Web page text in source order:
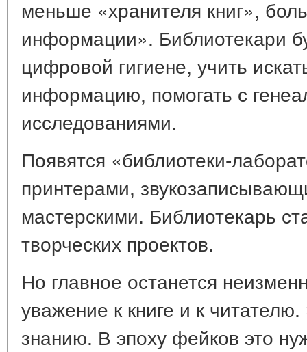
меньше «хранителя книг»,
информации». Библиотекари
цифровой гигиене, учить
информацию, помогать с
исследованиями.
Появятся «библиотеки-
принтерами,
мастерскими. Библиотекарь
творческих проектов.
Но главное останется
уважение к книге и к
знанию. В эпоху фейков это